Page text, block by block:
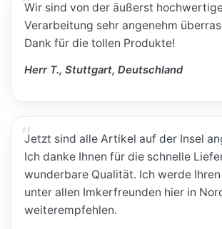
Wir sind von der äußerst
Verarbeitung sehr angenehm
Dank für die tollen Produkte!
Herr T., Stuttgart, Deutschland
Jetzt sind alle Artikel auf der Insel
Ich danke Ihnen für die schnelle
wunderbare Qualität. Ich werde
unter allen Imkerfreunden hier in
weiterempfehlen.